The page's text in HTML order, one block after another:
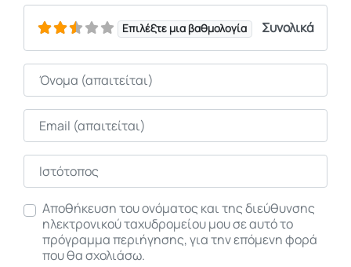
Επιλέξτε μια βαθμολογία Συνολικά
Όνομα
Email
Ιστότοπος
Αποθήκευση του ονόματος και της διεύθυνσης
ηλεκτρονικού ταχυδρομείου μου σε αυτό το
πρόγραμμα περιήγησης, για την επόμενη φορά
που θα σχολιάσω.